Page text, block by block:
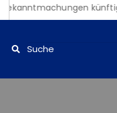
künftig